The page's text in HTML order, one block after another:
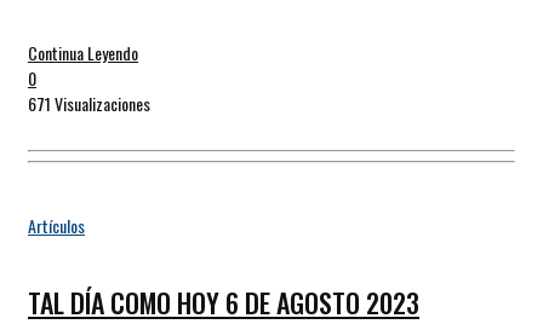
Continua Leyendo
0
671 Visualizaciones
Artículos
TAL DÍA COMO HOY 6 DE AGOSTO 2023